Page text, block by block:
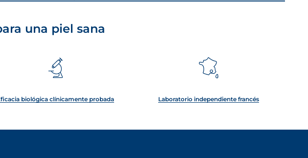
una piel sana
biológica clínicamente probada Laboratorio independiente francés